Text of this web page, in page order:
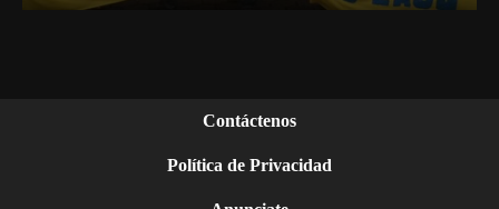
Contáctenos
Política de Privacidad